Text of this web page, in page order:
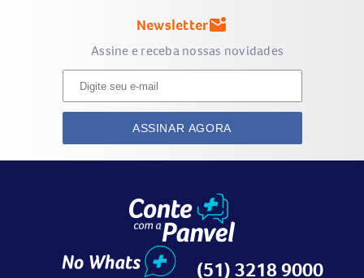
Newslettermark_email_unread
Assine e receba nossas novidades
ASSINAR AGORA
(51) 3218 9000